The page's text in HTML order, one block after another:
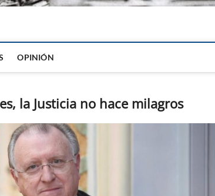
OPINIÓN
la Justicia no hace milagros